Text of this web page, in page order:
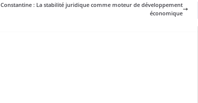
Constantine : La stabilité juridique comme moteur de développement
économique